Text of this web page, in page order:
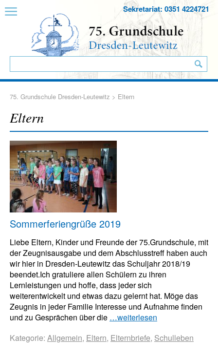
Sekretariat: 0351 4224721
75. Grundschule Dresden-Leutewitz > Eltern
Eltern
Sommerferiengrüße 2019
Liebe Eltern, Kinder und Freunde der 75.Grundschule, mit
der Zeugnisausgabe und dem Abschlusstreff haben auch
wir hier in Dresden-Leutewitz das Schuljahr 2018/19
beendet.Ich gratuliere allen Schülern zu ihren
Lernleistungen und hoffe, dass jeder sich
weiterentwickelt und etwas dazu gelernt hat. Möge das
Zeugnis in jeder Familie Interesse und Aufnahme finden
und zu Gesprächen über die …weiterlesen
Kategorie: Allgemein, Eltern, Elternbriefe, Schulleben